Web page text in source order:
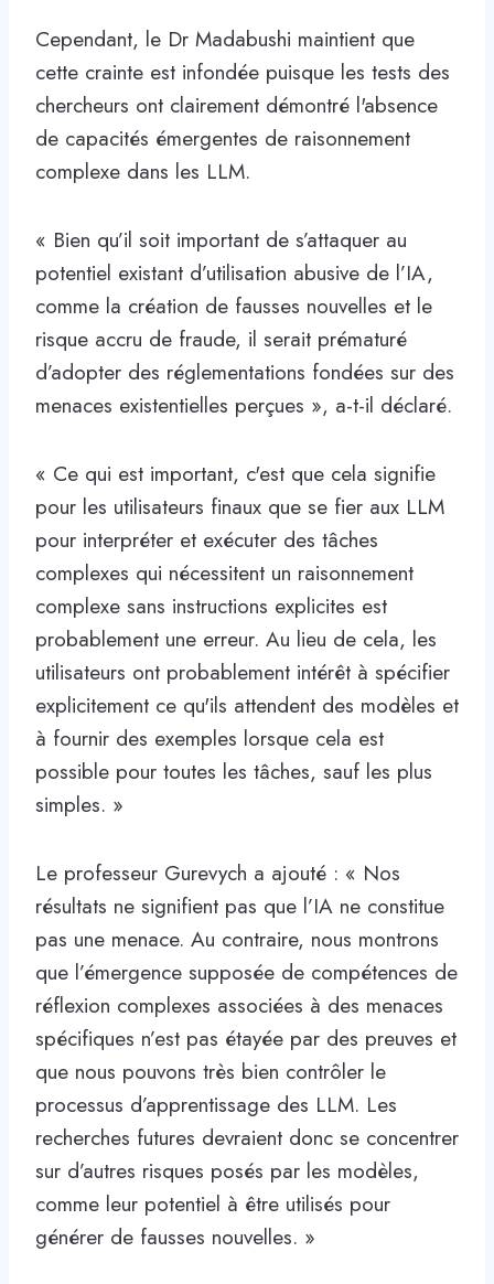
Cependant, le Dr Madabushi maintient que
cette crainte est infondée puisque les tests des
chercheurs ont clairement démontré l'absence
de capacités émergentes de raisonnement
complexe dans les LLM.
« Bien qu’il soit important de s’attaquer au
potentiel existant d’utilisation abusive de l’IA,
comme la création de fausses nouvelles et le
risque accru de fraude, il serait prématuré
d’adopter des réglementations fondées sur des
menaces existentielles perçues », a-t-il déclaré.
« Ce qui est important, c'est que cela signifie
pour les utilisateurs finaux que se fier aux LLM
pour interpréter et exécuter des tâches
complexes qui nécessitent un raisonnement
complexe sans instructions explicites est
probablement une erreur. Au lieu de cela, les
utilisateurs ont probablement intérêt à spécifier
explicitement ce qu'ils attendent des modèles et
à fournir des exemples lorsque cela est
possible pour toutes les tâches, sauf les plus
simples. »
Le professeur Gurevych a ajouté : « Nos
résultats ne signifient pas que l’IA ne constitue
pas une menace. Au contraire, nous montrons
que l’émergence supposée de compétences de
réflexion complexes associées à des menaces
spécifiques n’est pas étayée par des preuves et
que nous pouvons très bien contrôler le
processus d’apprentissage des LLM. Les
recherches futures devraient donc se concentrer
sur d’autres risques posés par les modèles,
comme leur potentiel à être utilisés pour
générer de fausses nouvelles. »